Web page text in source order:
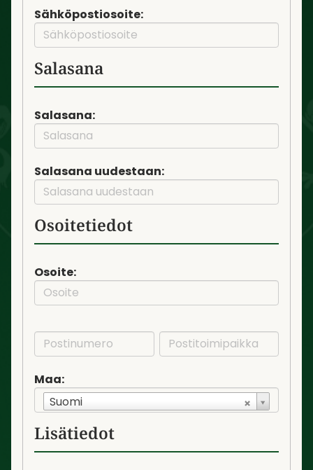
Sähköpostiosoite:
Salasana
Salasana:
Salasana uudestaan:
Osoitetiedot
Osoite:
Maa:
Suomi
Lisätiedot